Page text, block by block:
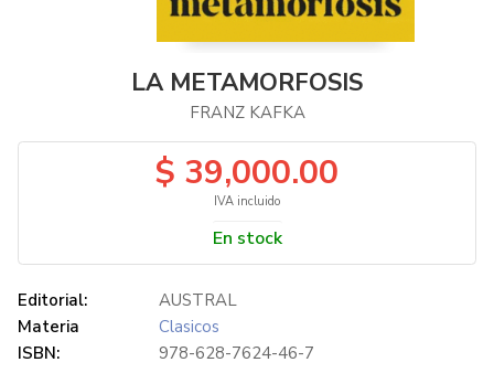
LA METAMORFOSIS
FRANZ KAFKA
$ 39,000.00
IVA incluido
En stock
Editorial:
AUSTRAL
Materia
Clasicos
ISBN:
978-628-7624-46-7